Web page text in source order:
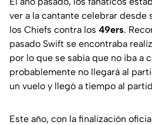
ver a la cantante celebrar desde
los Chiefs contra los 49ers.
pasado Swift se encontraba
por lo que se sabía que no iba a
probablemente no llegará al
un vuelo y llegó a tiempo al
Este año, con la finalización